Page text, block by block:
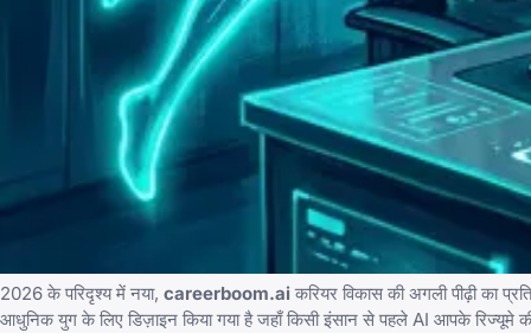
2026 के परिदृश्य में नया, careerboom.ai करियर विकास की अगली पीढ़ी का
आधुनिक युग के लिए डिज़ाइन किया गया है जहाँ किसी इंसान से पहले AI आपके रिज्यूमे